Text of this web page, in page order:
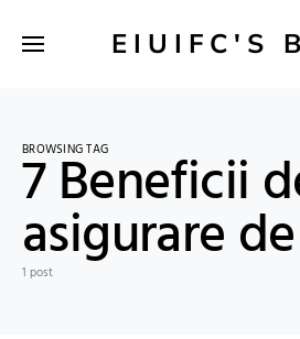
EIUIFC'S
BROWSING TAG
7 Beneficii
asigurare
1 post